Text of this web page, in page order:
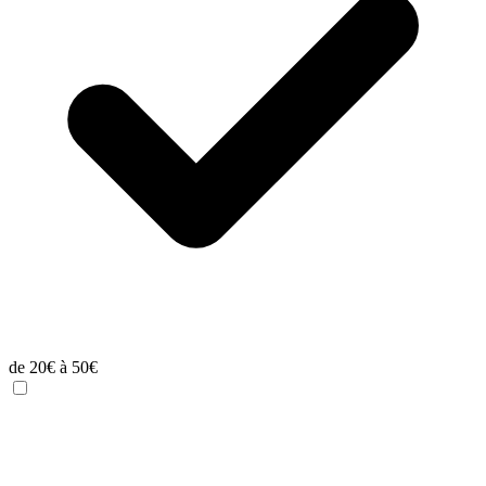
de 20€ à 50€